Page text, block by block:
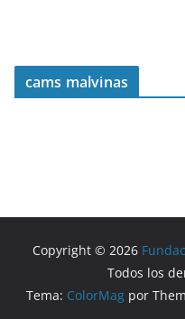
cams malvinas
Copyright © 2026
Todos los
Tema: ColorMagpor